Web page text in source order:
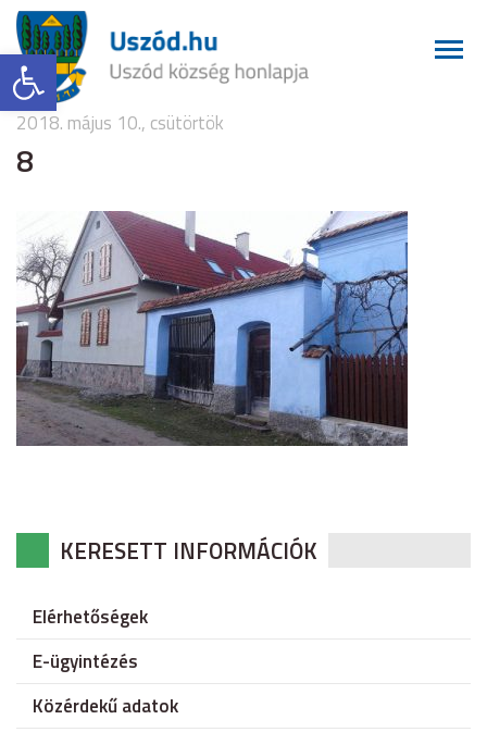
Eszköztár megnyitása
2018. május 10., csütörtök
8
KERESETT INFORMÁCIÓK
Elérhetőségek
E-ügyintézés
Közérdekű adatok